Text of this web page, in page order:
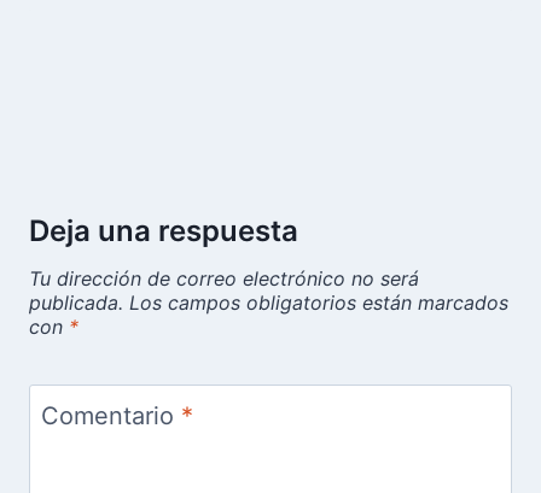
Deja una respuesta
Tu dirección de correo electrónico no será
publicada. Los campos obligatorios están marcados
con *
Comentario *